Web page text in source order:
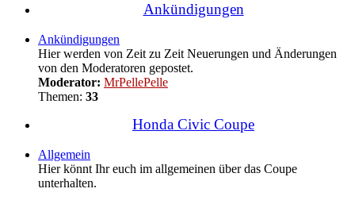
Ankündigungen
Ankündigungen
Hier werden von Zeit zu Zeit Neuerungen und Änderungen
von den Moderatoren gepostet.
Moderator: MrPellePelle
Themen: 33
Honda Civic Coupe
Allgemein
Hier könnt Ihr euch im allgemeinen über das Coupe
unterhalten.